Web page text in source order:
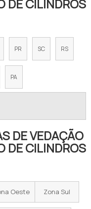
DE CILINDROS
PR SC RS
PA
DE VEDAÇÃO
DE CILINDROS
Oeste Zona Sul